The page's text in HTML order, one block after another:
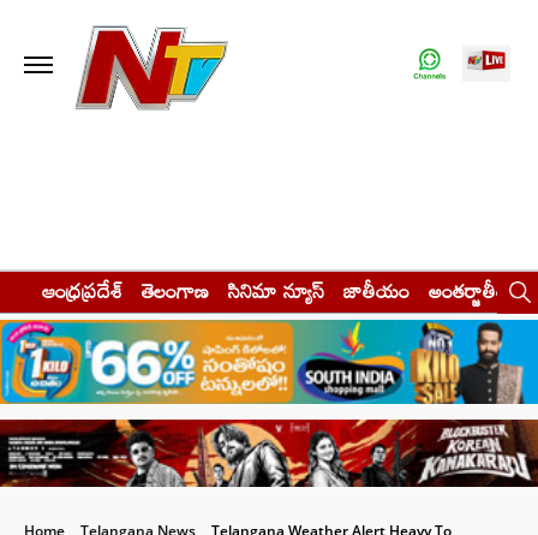
ఆంధ్రప్రదేశ్ తెలంగాణ సినిమా న్యూస్ జాతీయం అంతర్జాతీయం
Home Telangana News
Telangana Weather Alert Heavy To